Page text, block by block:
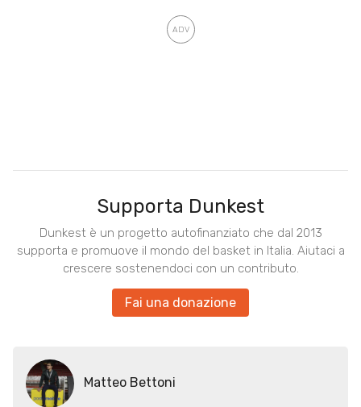
Supporta Dunkest
Dunkest è un progetto autofinanziato che dal 2013
supporta e promuove il mondo del basket in Italia. Aiutaci a
crescere sostenendoci con un contributo.
Fai una donazione
Matteo Bettoni